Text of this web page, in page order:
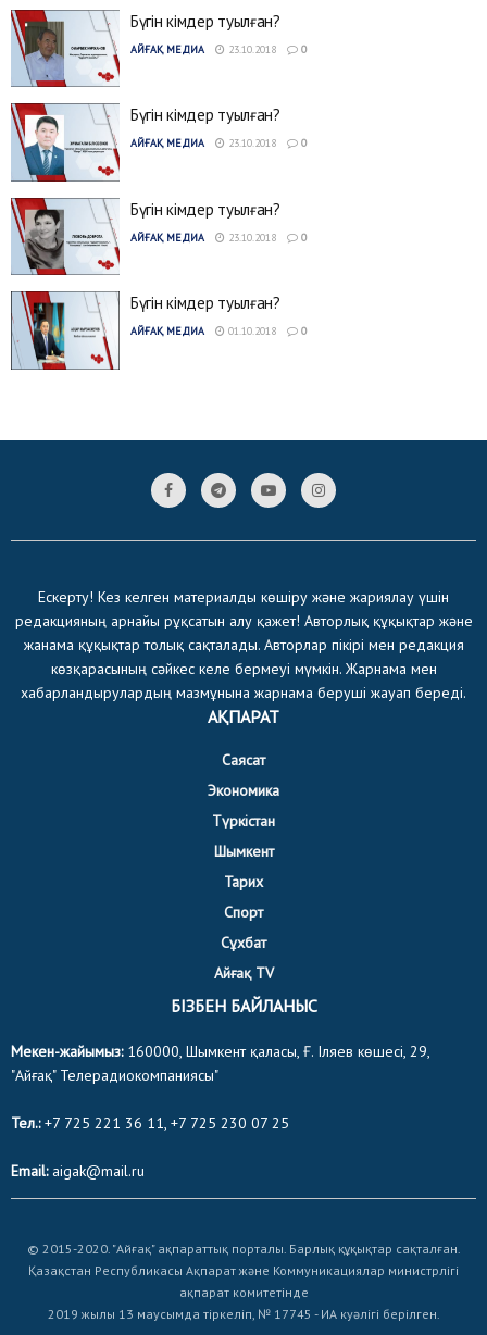
Бүгін кімдер туылған?
АЙҒАҚ МЕДИА 23.10.2018 0
Бүгін кімдер туылған?
АЙҒАҚ МЕДИА 23.10.2018 0
Бүгін кімдер туылған?
АЙҒАҚ МЕДИА 23.10.2018 0
Бүгін кімдер туылған?
АЙҒАҚ МЕДИА 01.10.2018 0
Ескерту! Кез келген материалды көшіру және жариялау үшін
редакцияның арнайы рұқсатын алу қажет! Авторлық құқықтар және
жанама құқықтар толық сақталады. Авторлар пікірі мен редакция
көзқарасының сәйкес келе бермеуі мүмкін. Жарнама мен
хабарландырулардың мазмұнына жарнама беруші жауап береді.
АҚПАРАТ
Саясат
Экономика
Түркістан
Шымкент
Тарих
Спорт
Сұхбат
Айғақ TV
БІЗБЕН БАЙЛАНЫС
Мекен-жайымыз:160000, Шымкент қаласы, Ғ. Іляев көшесі, 29,
"Айғақ" Телерадиокомпаниясы"
Тел.:+7 725 221 36 11, +7 725 230 07 25
Email:aigak@mail.ru
© 2015-2020. "Айғақ" ақпараттық порталы. Барлық құқықтар сақталған.
Қазақстан Республикасы Ақпарат және Коммуникациялар министрлігі
ақпарат комитетінде
2019 жылы 13 маусымда тіркеліп, № 17745 - ИА куәлігі берілген.